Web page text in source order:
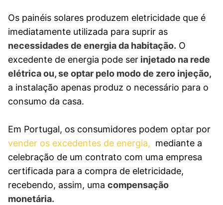
Os painéis solares produzem eletricidade que é
imediatamente utilizada para suprir as
necessidades de energia da habitação. O
excedente de energia pode ser injetado na rede
elétrica ou, se optar pelo modo de zero injeção,
a instalação apenas produz o necessário para o
consumo da casa.
Em Portugal, os consumidores podem optar por
vender os excedentes de energia, mediante a
celebração de um contrato com uma empresa
certificada para a compra de eletricidade,
recebendo, assim, uma compensação
monetária.